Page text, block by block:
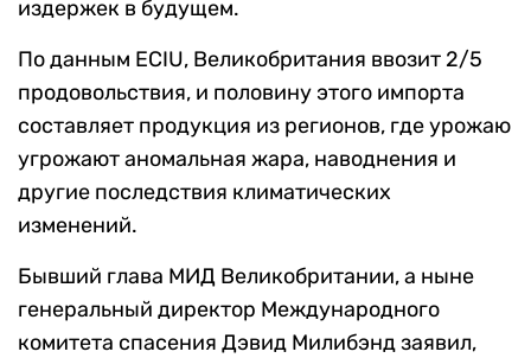
издержек в будущем.
По данным ECIU, Великобритания ввозит 2/5
продовольствия, и половину этого импорта
составляет продукция из регионов, где урожаю
угрожают аномальная жара, наводнения и
другие последствия климатических
изменений.
Бывший глава МИД Великобритании, а ныне
генеральный директор Международного
комитета спасения Дэвид Милибэнд заявил,